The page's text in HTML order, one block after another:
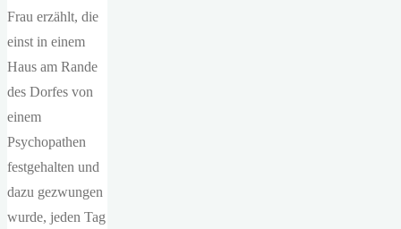
Frau erzählt, die
einst in einem
Haus am Rande
des Dorfes von
einem
Psychopathen
festgehalten und
dazu gezwungen
wurde, jeden Tag